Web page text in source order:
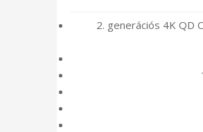
2. generációs 4K QD